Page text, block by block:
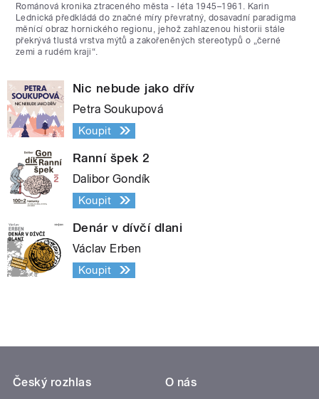
Románová kronika ztraceného města - léta 1945–1961. Karin
Lednická předkládá do značné míry převratný, dosavadní paradigma
měnící obraz hornického regionu, jehož zahlazenou historii stále
překrývá tlustá vrstva mýtů a zakořeněných stereotypů o „černé
zemi a rudém kraji“.
Nic nebude jako dřív
Petra Soukupová
Koupit
Ranní špek 2
Dalibor Gondík
Koupit
Denár v dívčí dlani
Václav Erben
Koupit
Český rozhlas
O nás